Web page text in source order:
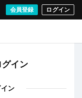
会員登録 ログイン
イン
ン